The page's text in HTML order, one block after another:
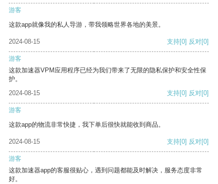
游客
这款app就像我的私人导游，带我领略世界各地的美景。
2024-08-15 支持[0] 反对[0]
游客
这款加速器VPM应用程序已经为我们带来了无限的隐私保护和安全性保
护。
2024-08-15
支持[0] 反对[0]
游客
这款app的物流非常快捷，我下单后很快就能收到商品。
2024-08-15 支持[0] 反对[0]
游客
这款加速器app的客服很贴心，遇到问题都能及时解决，服务态度非常
好。